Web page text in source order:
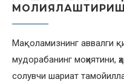
Мақоламизнинг аввалги
мудорабанинг моҳиятини,
солувчи шариат